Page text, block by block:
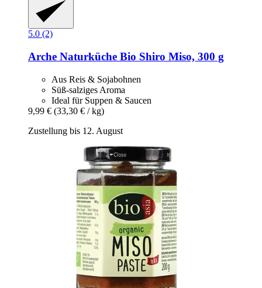
5.0 (2)
Arche Naturküche Bio Shiro Miso, 300 g
Aus Reis & Sojabohnen
Süß-salziges Aroma
Ideal für Suppen & Saucen
9,99 € (33,30 € / kg)
Zustellung bis 12. August